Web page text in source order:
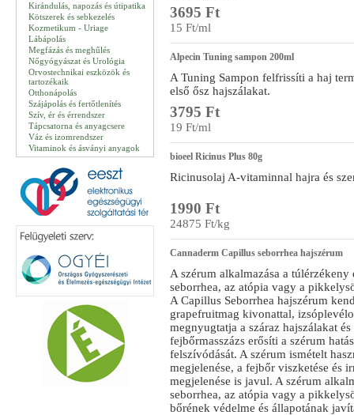
Kirándulás, napozás és útipatika
Kötszerek és sebkezelés
Kozmetikum - Uriage
Lábápolás
Megfázás és meghűlés
Nőgyógyászat és Urológia
Orvostechnikai eszközök és
tartozékaik
Otthonápolás
Szájápolás és fertőtlenítés
Szív, ér és érrendszer
Tápcsatorna és anyagcsere
Váz és izomrendszer
Vitaminok és ásványi anyagok
3695 Ft
15 Ft/ml
Alpecin Tuning sampon 200ml
A Tuning Sampon felfrissíti a haj
első ősz hajszálakat.
3795 Ft
19 Ft/ml
bioeel Ricinus Plus 80g
Ricinusolaj A-vitaminnal hajra és
1990 Ft
24875 Ft/kg
Cannaderm Capillus seborrhea hajszérum
A szérum alkalmazása a túlérzékeny
seborrhea, az atópia vagy a
A Capillus Seborrhea hajszérum
grapefruitmag kivonattal,
megnyugtatja a száraz hajszálakat
fejbőrmasszázs erősíti a szérum
felszívódását. A szérum ismételt
megjelenése, a fejbőr viszketése és
megjelenése is javul. A szérum
seborrhea, az atópia vagy a
bőrének védelme és állapotának